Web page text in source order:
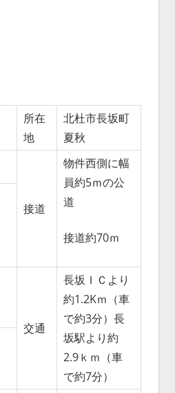
所在
地
北杜市長坂町
夏秋
接道
物件西側に幅
員約5ｍの公
道
接道約70ｍ
交通
長坂ＩＣより
約1.2Kｍ（車
で約3分）長
坂駅より約
2.9ｋｍ（車
で約7分）